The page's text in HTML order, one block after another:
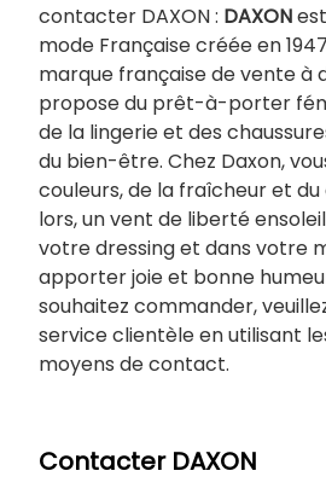
contacter DAXON : DAXON
mode Française créée en
marque française de vente à
propose du prêt-à-porter
de la lingerie et des
du bien-être. Chez Daxon,
couleurs, de la fraîcheur et du
lors, un vent de liberté
votre dressing et dans votre
apporter joie et bonne
souhaitez commander,
service clientèle en utilisant
moyens de contact.
Contacter DAXON